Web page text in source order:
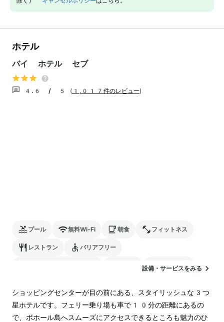
ホテル
バイ ホテル セブ
4.6 / 5 ( 1,017件のレビュー)
プール 無料Wi-Fi 朝食 フィットネス
レストラン バリアフリー
ランドリー
設備・サービスをみる
ショッピングセンターが目の前にある、スタイリッシュな3つ
星ホテルです。フェリー乗り場も車で10分の距離にあるの
で、ボホール島へスムーズにアクセスできるところも魅力のひ